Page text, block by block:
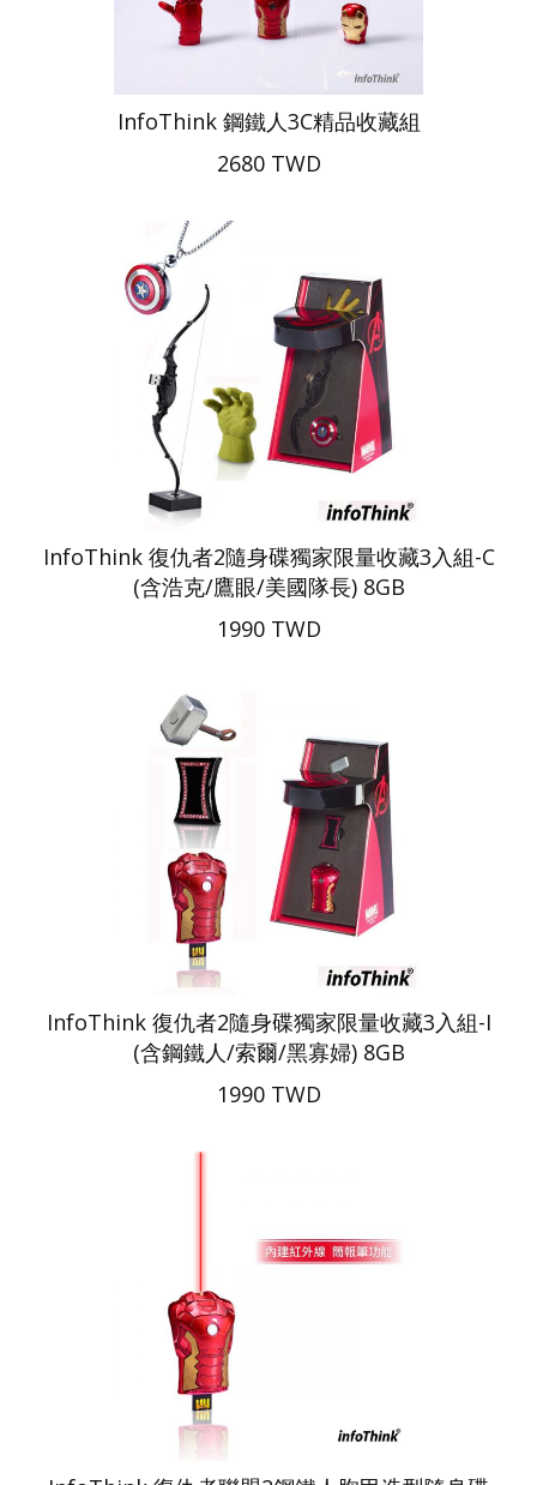
InfoThink 鋼鐵人3C精品收藏組
2680 TWD
InfoThink 復仇者2隨身碟獨家限量收藏3入組-C
(含浩克/鷹眼/美國隊長) 8GB
1990 TWD
InfoThink 復仇者2隨身碟獨家限量收藏3入組-I
(含鋼鐵人/索爾/黑寡婦) 8GB
1990 TWD